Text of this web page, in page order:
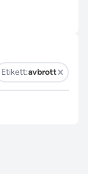
Etikett:avbrott